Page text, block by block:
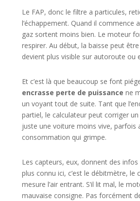
Le FAP, donc le filtre a particules,
l’échappement. Quand il commence
gaz sortent moins bien. Le moteur
respirer. Au début, la baisse peut
devient plus visible sur autoroute ou
Et c’est là que beaucoup se font
encrasse perte de puissance ne
un voyant tout de suite. Tant que
partiel, le calculateur peut corriger
juste une voiture moins vive, parfois
consommation qui grimpe.
Les capteurs, eux, donnent des infos
plus connu ici, c’est le débitmètre, le
mesure l’air entrant. S’il lit mal, le
mauvaise consigne. Pas forcément